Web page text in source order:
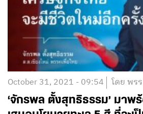
October 31, 2021 - 09:54 โดย พร
‘จักรพล ตั้งสุทธิธรรม’ มาพ